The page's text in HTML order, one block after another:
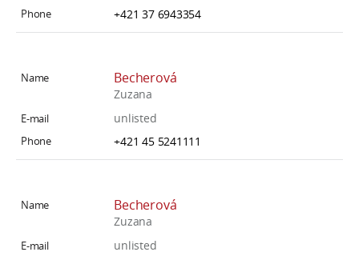
+421 37 6943354
Becherová
Zuzana
unlisted
+421 45 5241111
Becherová
Zuzana
unlisted